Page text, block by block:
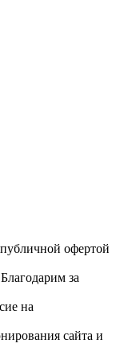
офертой
за
на
сайта и